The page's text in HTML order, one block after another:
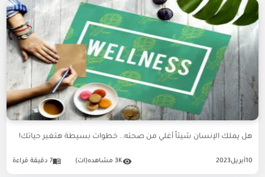
هل يملك الإنسان شيئاً أغلي من صحته.. خطوات بسيطة هتغير حياتك!
10أبريل2023 3K مشاهده(ات) 7 دقيقة قراءة